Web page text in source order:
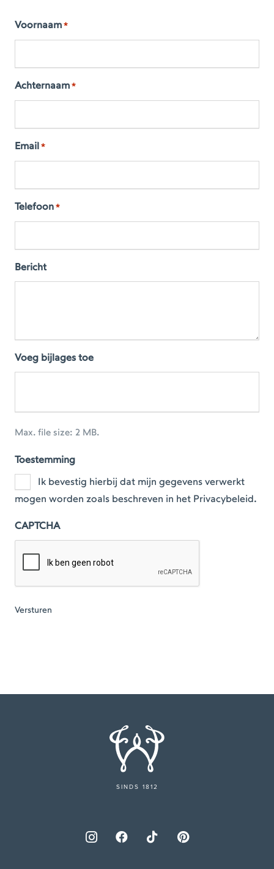
Voornaam *
Achternaam *
Email *
Telefoon *
Bericht
Voeg bijlages toe
Max. file size: 2 MB.
Toestemming
Ik bevestig hierbij dat mijn gegevens verwerkt
mogen worden zoals beschreven in het Privacybeleid.
CAPTCHA
SINDS 1812